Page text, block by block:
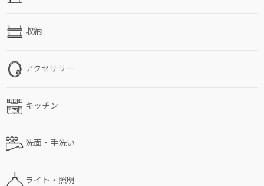
収納
アクセサリー
キッチン
洗面・手洗い
ライト・照明